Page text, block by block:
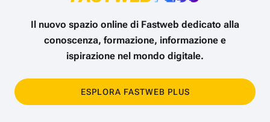
Il nuovo spazio online di Fastweb dedicato alla
conoscenza, formazione, informazione e
ispirazione nel mondo digitale.
ESPLORA FASTWEB PLUS